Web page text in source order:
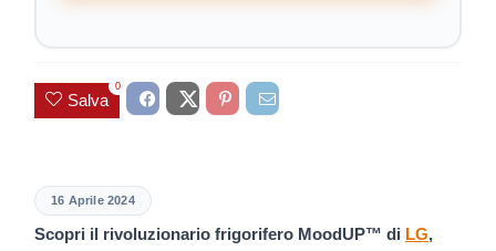
Salva
0
16 Aprile 2024
Scopri il rivoluzionario frigorifero MoodUP™ di LG,